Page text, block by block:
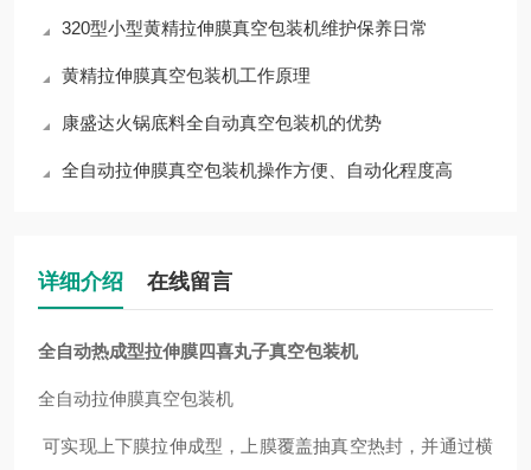
320型小型黄精拉伸膜真空包装机维护保养日常
黄精拉伸膜真空包装机工作原理
康盛达火锅底料全自动真空包装机的优势
全自动拉伸膜真空包装机操作方便、自动化程度高
详细介绍 在线留言
全自动热成型拉伸膜四喜丸子真空包装机
全自动拉伸膜真空包装机
可实现上下膜拉伸成型，上膜覆盖抽真空热封，并通过横